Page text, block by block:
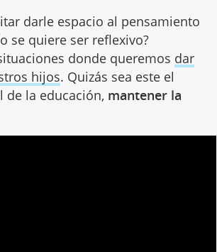
darle espacio al pensamiento
se quiere ser reflexivo?
donde queremos dar
hijos. Quizás sea este el
la educación, mantener la